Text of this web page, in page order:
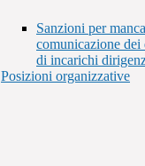
Sanzioni per
comunicazione dei
di incarichi
Posizioni organizzative